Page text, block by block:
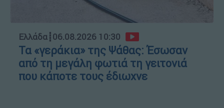
Ελλάδα┋06.08.2026 10:30
Τα «γεράκια» της Ψάθας: Έσωσαν
από τη μεγάλη φωτιά τη γειτονιά
που κάποτε τους έδιωχνε